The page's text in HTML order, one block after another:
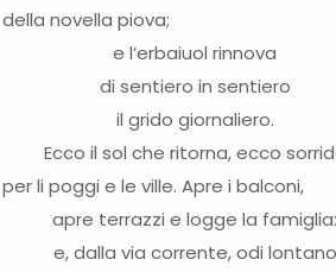
della novella
e l’erbaiuol rinnova
di sentiero in sentiero
il grido giornaliero.
Ecco il sol che ritorna, ecco
per li poggi e le ville. Apre i
apre terrazzi e logge la famiglia:
e, dalla via corrente, odi lontano